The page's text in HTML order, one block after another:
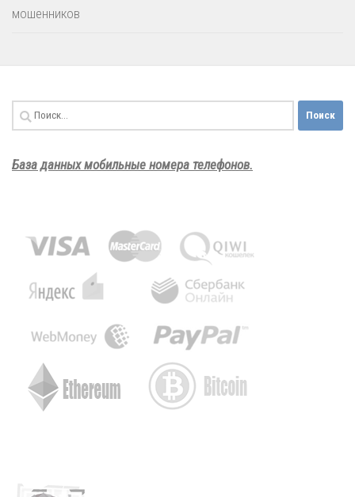
мошенников
Найти:
База данных мобильные номера телефонов.